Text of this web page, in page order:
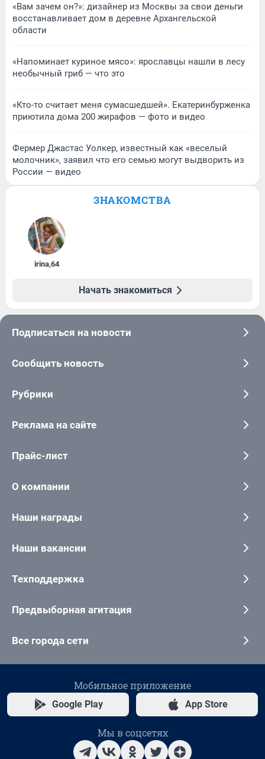
«Вам зачем он?»: дизайнер из Москвы за свои деньги
восстанавливает дом в деревне Архангельской
области
«Напоминает куриное мясо»: ярославцы нашли в лесу
необычный гриб — что это
«Кто-то считает меня сумасшедшей». Екатеринбурженка
приютила дома 200 жирафов — фото и видео
Фермер Джастас Уолкер, известный как «веселый
молочник», заявил что его семью могут выдворить из
России — видео
ЗНАКОМСТВА
irina,64
Начать знакомиться
Подписаться на новости
Сообщить новость
Рубрики
Реклама на сайте
Прайс-лист
О компании
Наши награды
Наши вакансии
Техподдержка
Предвыборная агитация
Все города сети
Мобильное приложение
Google Play App Store
Мы в соцсетях